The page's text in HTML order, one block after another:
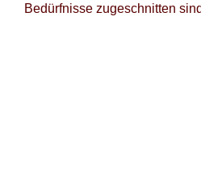
Bedürfnisse zugeschnitten